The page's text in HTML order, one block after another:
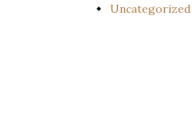
Uncategorized